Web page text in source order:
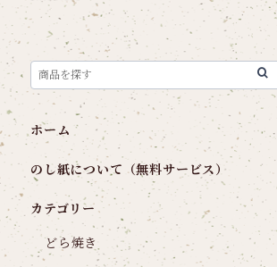
ホーム
のし紙について（無料サービス）
カテゴリー
どら焼き